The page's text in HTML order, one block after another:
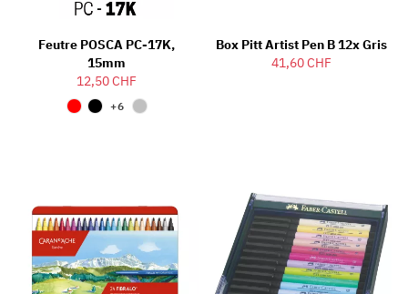
Feutre POSCA PC-17K,
15mm
12,50 CHF
+6
Box Pitt Artist Pen B 12x Gris
41,60 CHF